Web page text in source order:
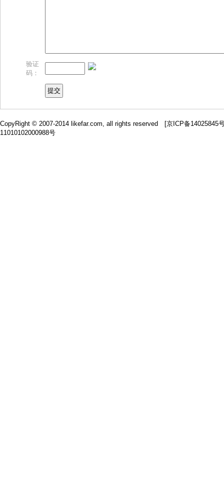
验证
码：
CopyRight © 2007-2014 likefar.com, all rights reserved [京ICP备14025845
11010102000988号